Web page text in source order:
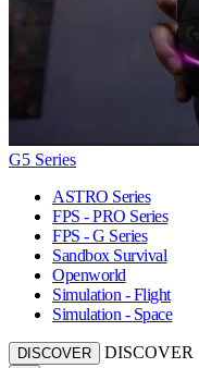
G5 Series
ASTRO Series
FPS - PRO Series
FPS - G Series
Sandbox Survival
Openworld
Simulation - Flight
Simulation - Space
DISCOVER DISCOVER